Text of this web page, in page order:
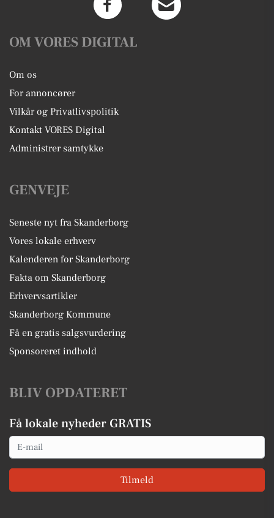
OM VORES DIGITAL
Om os
For annoncører
Vilkår og Privatlivspolitik
Kontakt VORES Digital
Administrer samtykke
GENVEJE
Seneste nyt fra Skanderborg
Vores lokale erhverv
Kalenderen for Skanderborg
Fakta om Skanderborg
Erhvervsartikler
Skanderborg Kommune
Få en gratis salgsvurdering
Sponsoreret indhold
BLIV OPDATERET
Få lokale nyheder GRATIS
Email
Tilmeld